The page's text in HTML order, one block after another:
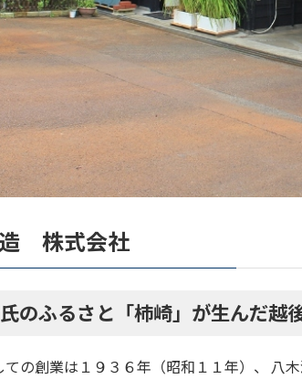
株式会社
のふるさと「柿崎」が生んだ越
ての創業は１９３６年（昭和１１年）、 八